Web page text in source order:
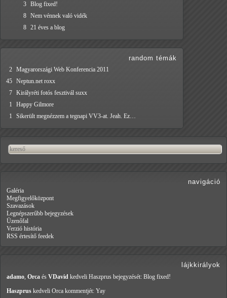
3 Blog fixed!
8 Nem vénnek való vidék
8 21 éves a blog
random témák
2 Magyarországi Web Konferencia 2011
45 Neptun.net roxx
7 Királyréti fotós fesztivál suxx
1
Happy Gilmore
1
Sikerült megnézzem a tegnapi VV3-at. Jeah. Ez…
navigáció
Galéria
Megfigyelőközpont
Szavazások
Legnépszerűbb bejegyzések
Üzenőfal
Verzió história
RSS értesítő feedek
lájkkirályok
adamo, Orca és VDavid kedveli Haszprus bejegyzését: Blog fixed!
Haszprus kedveli Orca kommentjét: Yay